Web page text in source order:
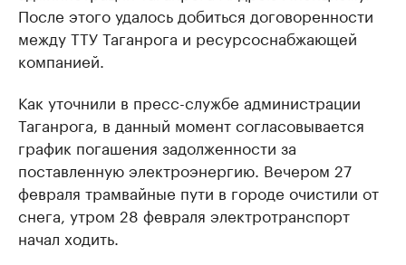
После этого удалось добиться договоренности
между ТТУ Таганрога и ресурсоснабжающей
компанией.
Как уточнили в пресс-службе администрации
Таганрога, в данный момент согласовывается
график погашения задолженности за
поставленную электроэнергию. Вечером 27
февраля трамвайные пути в городе очистили от
снега, утром 28 февраля электротранспорт
начал ходить.